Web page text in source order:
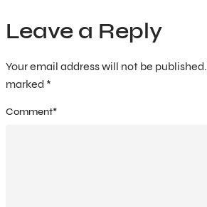
Leave a Reply
Your email address will not be published.
marked *
Comment*